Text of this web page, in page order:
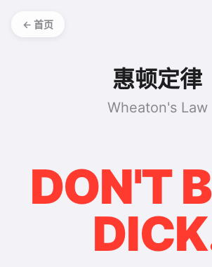
← 首页
惠顿定律
Wheaton's Law
DON'T